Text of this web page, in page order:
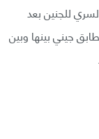
للجنين بعد
جيني بينها وبين